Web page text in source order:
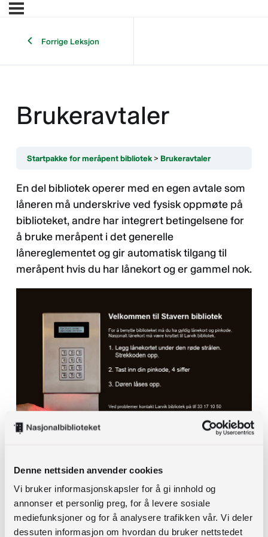
Denne nettsiden anvender cookies
Vi bruker informasjonskapsler for å gi innhold og
annonser et personlig preg, for å levere sosiale
mediefunksjoner og for å analysere trafikken vår. Vi deler
dessuten informasjon om hvordan du bruker nettstedet
Forrige Leksjon
Brukeravtaler
Startpakke for meråpent bibliotek Brukeravtaler
En del bibliotek operer med en egen avtale som
låneren må underskrive ved fysisk oppmøte på
biblioteket, andre har integrert betingelsene for
å bruke meråpent i det generelle
lånereglementet og gir automatisk tilgang til
meråpent hvis du har lånekort og er gammel nok.
I Stavanger har du automatisk tilgang til
meråpent bibliotek dersom du er over 16 år og
har lånekort på biblioteket. I Oslo kan du aktivere
meråpent tilgangen via MinSide (ID-porten) fra
du er 15 år, nye lånere får tilgang automatisk,